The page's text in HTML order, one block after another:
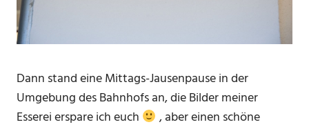
Dann stand eine Mittags-Jausenpause in der
Umgebung des Bahnhofs an, die Bilder meiner
Esserei erspare ich euch
, aber einen schöne